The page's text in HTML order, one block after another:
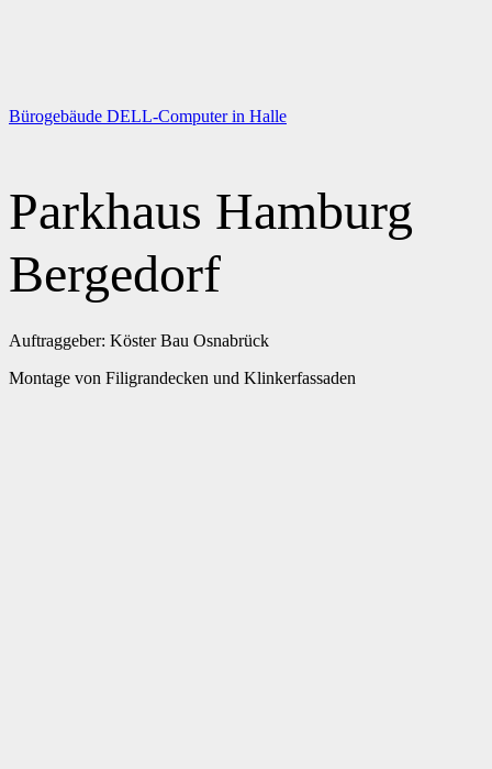
Bürogebäude DELL-Computer in Halle
Parkhaus Hamburg
Bergedorf
Auftraggeber: Köster Bau Osnabrück
Montage von Filigrandecken und Klinkerfassaden